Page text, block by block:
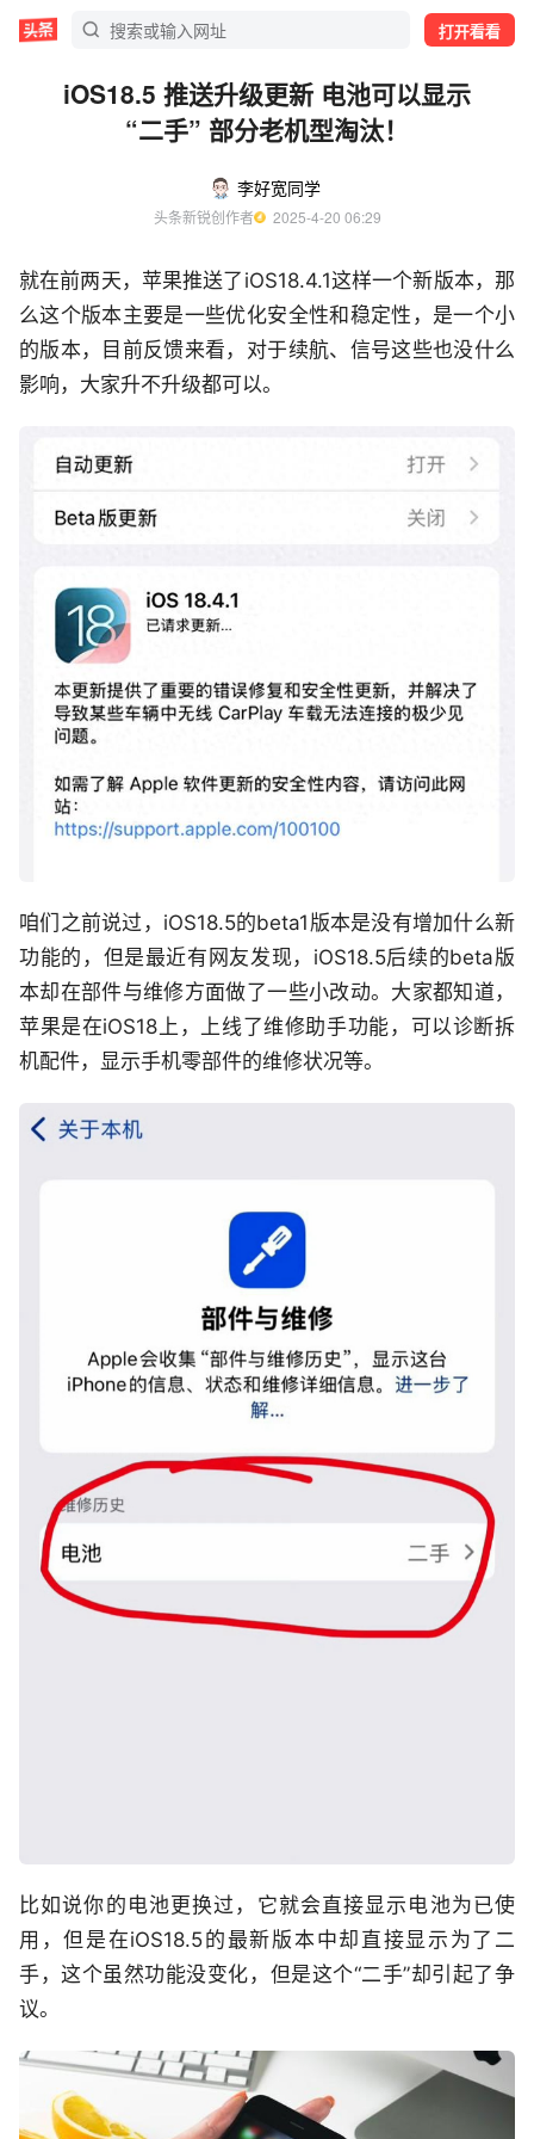
打开看看
iOS18.5 推送升级更新 电池可以显示
“二手” 部分老机型淘汰！
李好宽同学
头条新锐创作者
  2025-4-20 06:29
就在前两天，苹果推送了iOS18.4.1这样一个新版本，那
么这个版本主要是一些优化安全性和稳定性，是一个小
的版本，目前反馈来看，对于续航、信号这些也没什么
影响，大家升不升级都可以。
咱们之前说过，iOS18.5的beta1版本是没有增加什么新
功能的，但是最近有网友发现，iOS18.5后续的beta版
本却在部件与维修方面做了一些小改动。大家都知道，
苹果是在iOS18上，上线了维修助手功能，可以诊断拆
机配件，显示手机零部件的维修状况等。
比如说你的电池更换过，它就会直接显示电池为已使
用，但是在iOS18.5的最新版本中却直接显示为了二
手，这个虽然功能没变化，但是这个“二手”却引起了争
议。